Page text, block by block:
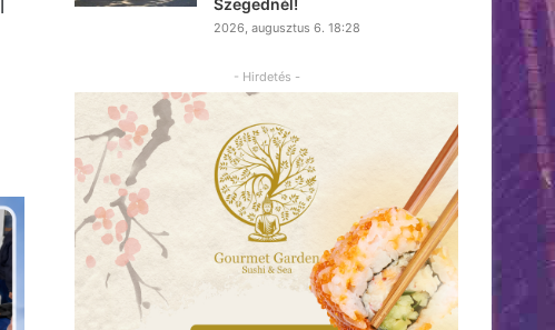
Szegednél!
2026, augusztus 6. 18:28
- Hirdetés -